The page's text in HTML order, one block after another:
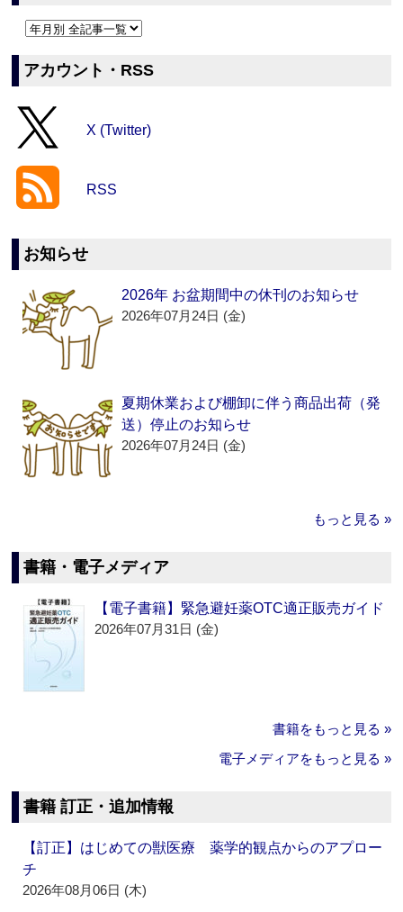
アカウント・RSS
X (Twitter)
RSS
お知らせ
2026年 お盆期間中の休刊のお知らせ
2026年07月24日 (金)
夏期休業および棚卸に伴う商品出荷（発
送）停止のお知らせ
2026年07月24日 (金)
もっと見る »
書籍・電子メディア
【電子書籍】緊急避妊薬OTC適正販売ガイド
2026年07月31日 (金)
書籍をもっと見る »
電子メディアをもっと見る »
書籍 訂正・追加情報
【訂正】はじめての獣医療 薬学的観点からのアプロー
チ
2026年08月06日 (木)